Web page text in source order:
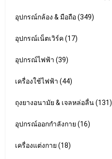
อุปกรณ์กล้อง & มือถือ (349)
อุปกรณ์เน็ตเวิร์ค (17)
อุปกรณ์ไฟฟ้า (39)
เครื่องใช้ไฟฟ้า (44)
ถุงยางอนามัย & เจลหล่อลื่น (131)
อุปกรณ์ออกกำลังกาย (16)
เครื่องแต่งกาย (18)